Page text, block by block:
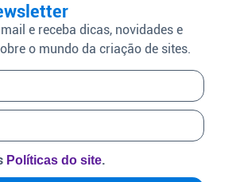
e receba dicas, novidades e
o mundo da criação de sites.
Políticas do site.